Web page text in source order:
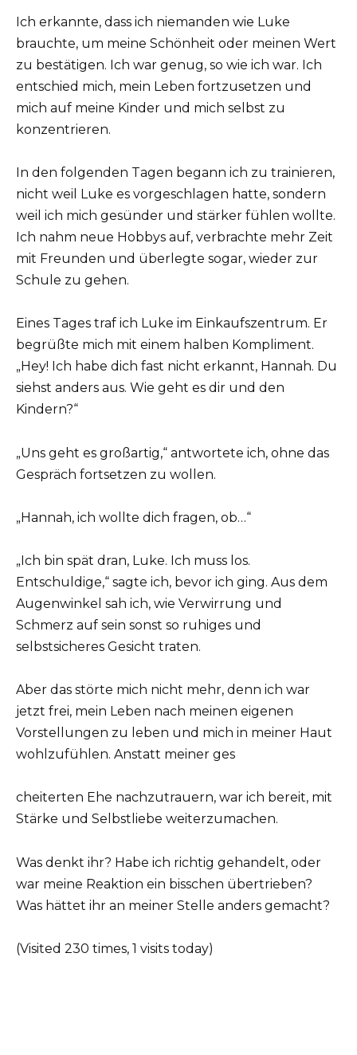
Ich erkannte, dass ich niemanden wie Luke
brauchte, um meine Schönheit oder meinen Wert
zu bestätigen. Ich war genug, so wie ich war. Ich
entschied mich, mein Leben fortzusetzen und
mich auf meine Kinder und mich selbst zu
konzentrieren.
In den folgenden Tagen begann ich zu trainieren,
nicht weil Luke es vorgeschlagen hatte, sondern
weil ich mich gesünder und stärker fühlen wollte.
Ich nahm neue Hobbys auf, verbrachte mehr Zeit
mit Freunden und überlegte sogar, wieder zur
Schule zu gehen.
Eines Tages traf ich Luke im Einkaufszentrum. Er
begrüßte mich mit einem halben Kompliment.
„Hey! Ich habe dich fast nicht erkannt, Hannah. Du
siehst anders aus. Wie geht es dir und den
Kindern?“
„Uns geht es großartig,“ antwortete ich, ohne das
Gespräch fortsetzen zu wollen.
„Hannah, ich wollte dich fragen, ob…“
„Ich bin spät dran, Luke. Ich muss los.
Entschuldige,“ sagte ich, bevor ich ging. Aus dem
Augenwinkel sah ich, wie Verwirrung und
Schmerz auf sein sonst so ruhiges und
selbstsicheres Gesicht traten.
Aber das störte mich nicht mehr, denn ich war
jetzt frei, mein Leben nach meinen eigenen
Vorstellungen zu leben und mich in meiner Haut
wohlzufühlen. Anstatt meiner ges
cheiterten Ehe nachzutrauern, war ich bereit, mit
Stärke und Selbstliebe weiterzumachen.
Was denkt ihr? Habe ich richtig gehandelt, oder
war meine Reaktion ein bisschen übertrieben?
Was hättet ihr an meiner Stelle anders gemacht?
(Visited 230 times, 1 visits today)